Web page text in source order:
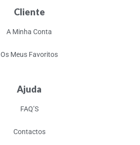
Cliente
A Minha Conta
Os Meus Favoritos
Ajuda
FAQ’S
Contactos